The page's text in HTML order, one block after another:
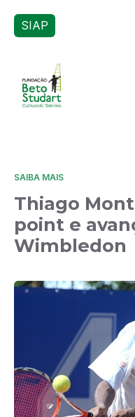
SIAP
SAIBA MAIS
Thiago
point e
Wimbledon